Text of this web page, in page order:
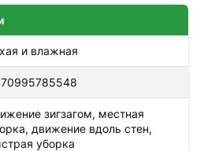
и влажная
зигзагом, местная
движение вдоль стен,
уборка